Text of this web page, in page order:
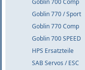
Goblin 700 Comp
Goblin 770 / Sport
Goblin 770 Comp
Goblin 700 SPEED
HPS Ersatzteile
SAB Servos / ESC